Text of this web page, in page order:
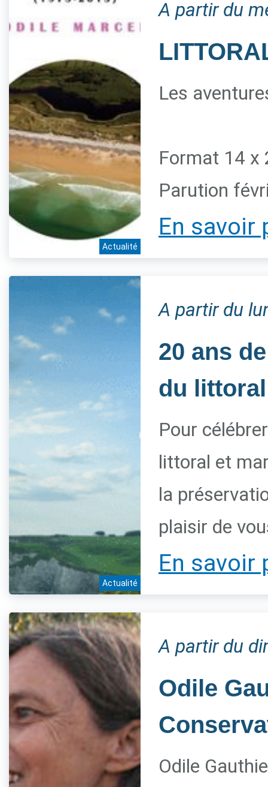
Actualité
A partir du
Les
Format 14 x
Parution
En savoir
Actualité
A partir du
20 ans
du littoral
Pour
littoral et
la
plaisir de
En savoir
A partir du
Odile
Odile